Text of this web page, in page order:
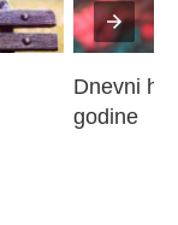
Dnevni
godine